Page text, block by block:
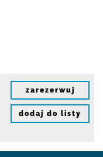
zarezerwuj
dodaj do listy